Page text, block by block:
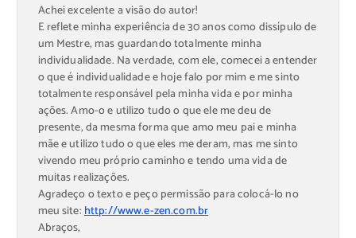
Achei excelente a visão do autor!
E reflete minha experiência de 30 anos como dissípulo de
um Mestre, mas guardando totalmente minha
individualidade. Na verdade, com ele, comecei a entender
o que é individualidade e hoje falo por mim e me sinto
totalmente responsável pela minha vida e por minha
ações. Amo-o e utilizo tudo o que ele me deu de
presente, da mesma forma que amo meu pai e minha
mãe e utilizo tudo o que eles me deram, mas me sinto
vivendo meu próprio caminho e tendo uma vida de
muitas realizações.
Agradeço o texto e peço permissão para colocá-lo no
meu site:http://www.e-zen.com.br
Abraços,